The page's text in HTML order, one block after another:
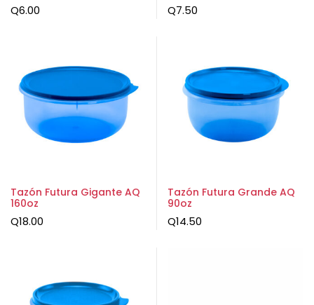
Q6.00 Q7.50
Tazón Futura Gigante AQ
160oz
Q18.00
Tazón Futura Grande AQ
90oz
Q14.50